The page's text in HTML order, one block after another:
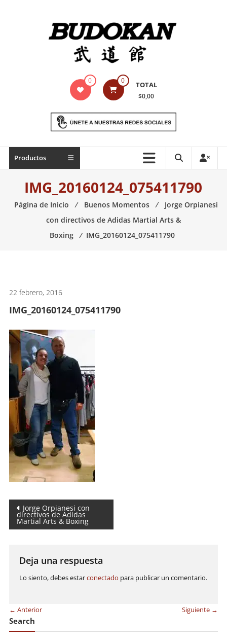
Indumentaria
marciales
Todo
necesario
de
0 0 TOTAL
$0,00
Productos
IMG_20160124_075411790
Página de Inicio ⁄ Buenos Momentos ⁄
Jorge Orpianesi
con directivos de Adidas Martial Arts &
Boxing
⁄ IMG_20160124_075411790
22 febrero, 2016
IMG_20160124_075411790
Navegación
de
Jorge Orpianesi con
directivos de Adidas
Martial Arts & Boxing
Deja una respuesta
Lo siento, debes estarconectado para publicar un comentario.
← Anterior Siguiente →
Search